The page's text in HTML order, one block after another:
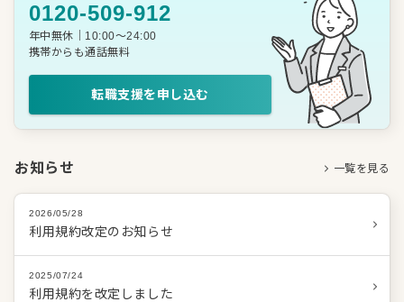
0120-509-912
年中無休｜10:00〜24:00
携帯からも通話無料
転職支援を申し込む
お知らせ 一覧を見る
2026/05/28
利用規約改定のお知らせ
2025/07/24
利用規約を改定しました